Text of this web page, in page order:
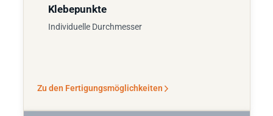
Klebepunkte
Individuelle Durchmesser
Zu den Fertigungsmöglichkeiten